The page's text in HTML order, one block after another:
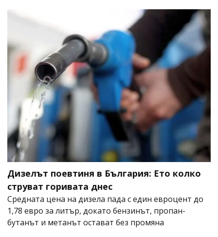
Дизелът поевтиня в България: Ето колко
струват горивата днес
Средната цена на дизела пада с един евроцент до
1,78 евро за литър, докато бензинът, пропан-
бутанът и метанът остават без промяна